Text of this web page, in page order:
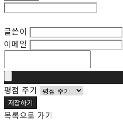
글쓴이
이메일
평점 주기
저장하기
목록으로 가기